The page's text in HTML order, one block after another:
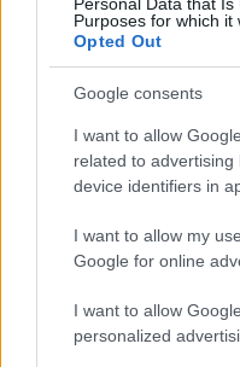
Purposes for which it
Opted Out
Google consents
I want to allow
related to
device identifiers in
I want to allow my
Google for online
I want to allow
personalized
FITNESS